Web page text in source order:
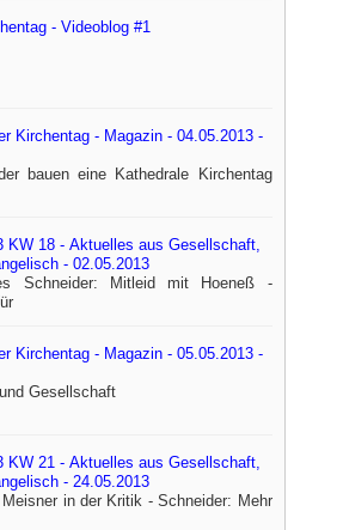
- Videoblog #1
Kirchentag - Magazin - 04.05.2013 -
eine Kathedrale Kirchentag
KW 18 - Aktuelles aus Gesellschaft,
- 02.05.2013
Schneider: Mitleid mit Hoeneß -
Kirchentag - Magazin - 05.05.2013 -
Gesellschaft
KW 21 - Aktuelles aus Gesellschaft,
- 24.05.2013
in der Kritik - Schneider: Mehr